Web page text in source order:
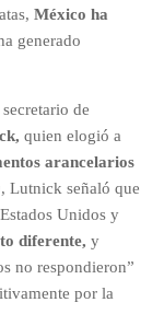
México ha
generado
de
quien elogió a
arancelarios
, Lutnick señaló que
Unidos y
diferente, y
no respondieron”
por la